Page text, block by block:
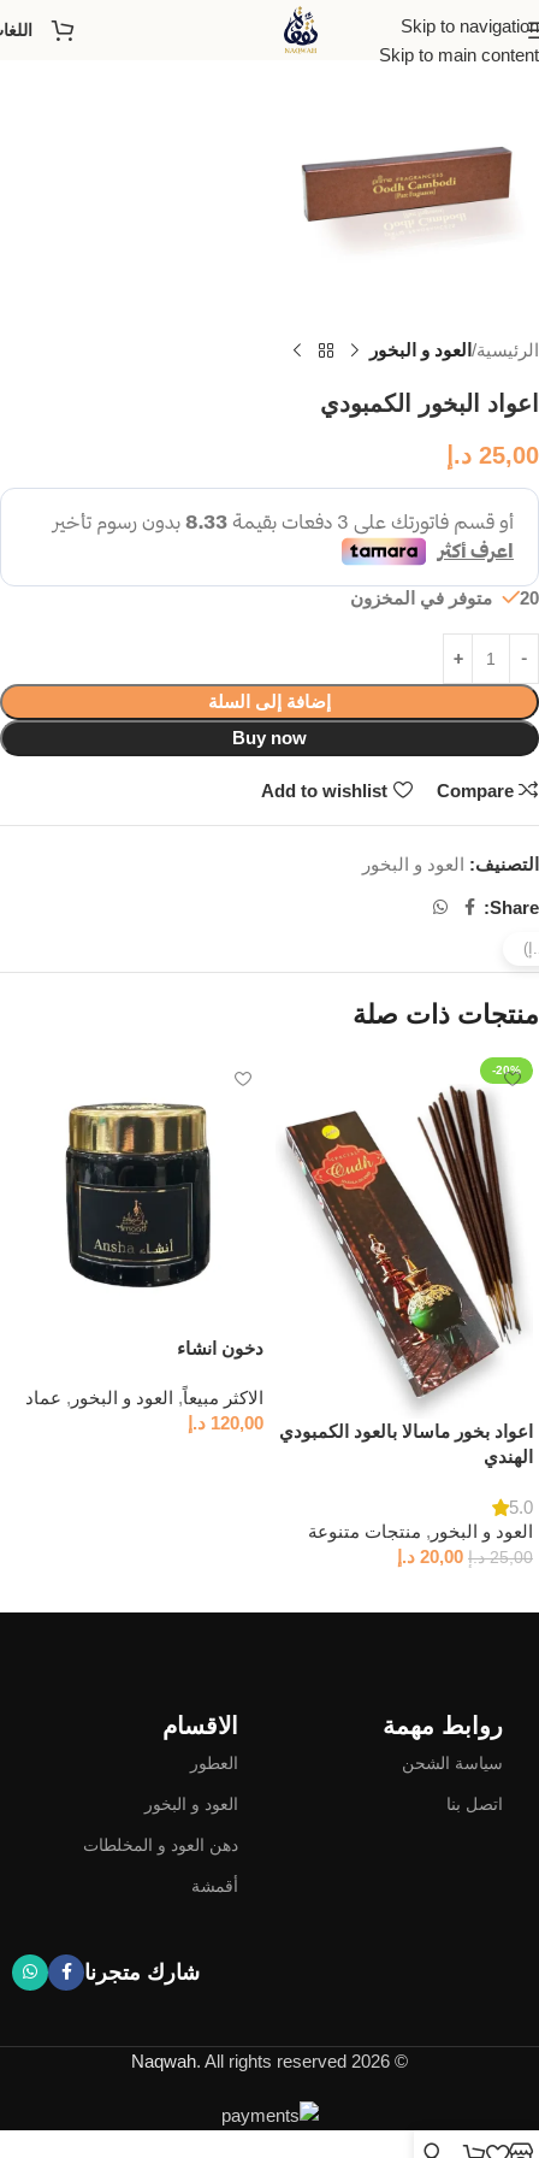
Skip to navigation
Skip to main content
الرئيسية العود و البخور
اعواد البخور الكمبودي
25,00 د.إ
20 متوفر في المخزون
إضافة إلى السلة
Buy now
Compare
Add to wishlist
التصنيف: العود و البخور
Share:
منتجات ذات صلة
-20%
اعواد بخور ماسالا بالعود الكمبودي
الهندي
5.0
العود و البخور , منتجات متنوعة
25,00 د.إ 20,00 د.إ
دخون انشاء
الاكثر مبيعاً, العود و البخور , عماد
120,00 د.إ
روابط مهمة
سياسة الشحن
اتصل بنا
الاقسام
العطور
العود و البخور
دهن العود و المخلطات
أقمشة
شارك متجرنا
© 2026
Naqwah. All rights reserved